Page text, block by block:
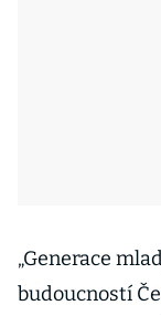
„Generace
budoucností